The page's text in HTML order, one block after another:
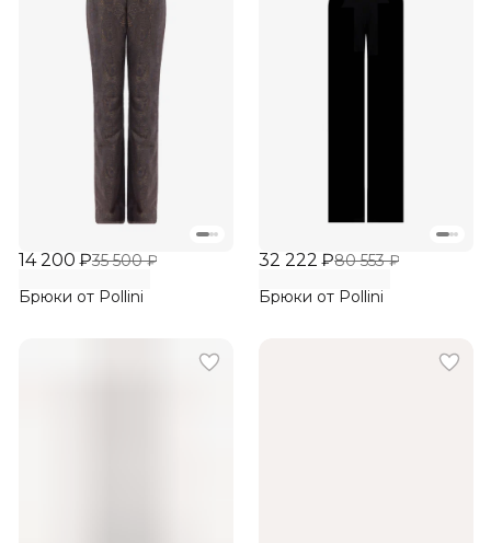
14 200 ₽35 500 ₽
Брюки от Pollini
32 222 ₽80 553 ₽
Брюки от Pollini